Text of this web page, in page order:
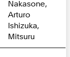
Nakasone,
Arturo
Ishizuka,
Mitsuru